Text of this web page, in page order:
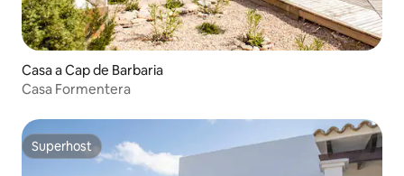
Casa a Cap de Barbaria
Casa Formentera
Superhost
Superhost